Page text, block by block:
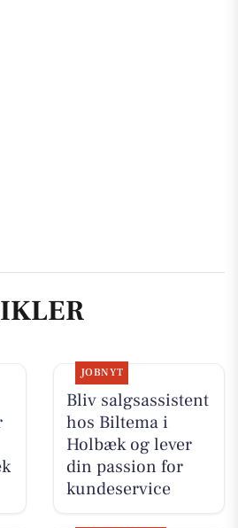
JOBNYT
Bliv salgsassistent
hos Biltema i
Holbæk og lever
din passion for
kundeservice